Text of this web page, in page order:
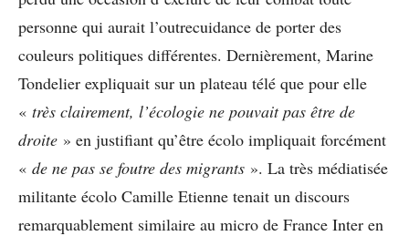
personne qui aurait l’outrecuidance de porter des
couleurs politiques différentes. Dernièrement, Marine
Tondelier expliquait sur un plateau télé que pour elle
« très clairement, l’écologie ne pouvait pas être de
droite » en justifiant qu’être écolo impliquait forcément
« de ne pas se foutre des migrants ». La très médiatisée
militante écolo Camille Etienne tenait un discours
remarquablement similaire au micro de France Inter en